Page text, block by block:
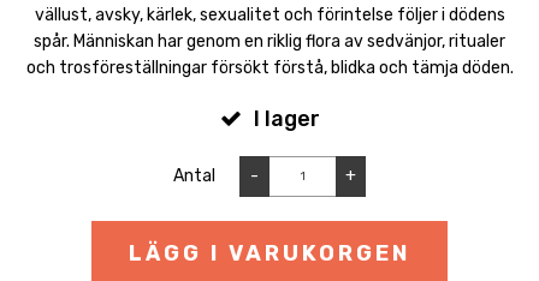
vällust, avsky, kärlek, sexualitet och förintelse följer i dödens
spår. Människan har genom en riklig flora av sedvänjor, ritualer
och trosföreställningar försökt förstå, blidka och tämja döden.
I lager
Antal - +
LÄGG I VARUKORGEN